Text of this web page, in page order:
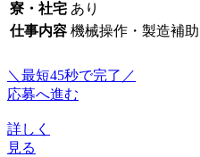
寮・社宅 あり
仕事内容 機械操作・製造補
＼最短45秒で完了／
応募へ進む
詳しく
見る